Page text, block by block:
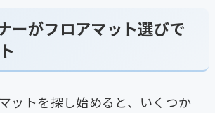
ーがフロアマット選びで
ットを探し始めると、いくつか